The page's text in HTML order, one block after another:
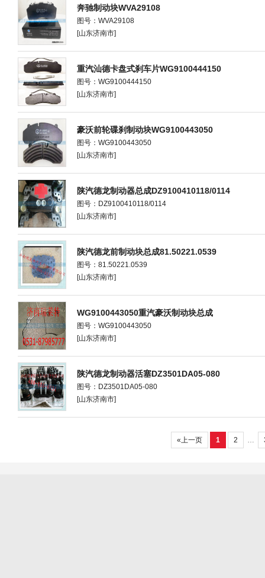
奔驰制动块WVA29108
图号：WVA29108
[山东济南市]
重汽汕德卡盘式刹车片WG9100444150
图号：WG9100444150
[山东济南市]
豪沃前轮碟刹制动块WG9100443050
图号：WG9100443050
[山东济南市]
陕汽德龙制动器总成DZ9100410118/0114
图号：DZ9100410118/0114
[山东济南市]
陕汽德龙前制动块总成81.50221.0539
图号：81.50221.0539
[山东济南市]
WG9100443050重汽豪沃制动块总成
图号：WG9100443050
[山东济南市]
陕汽德龙制动器活塞DZ3501DA05-080
图号：DZ3501DA05-080
[山东济南市]
«上一页 1 2 …